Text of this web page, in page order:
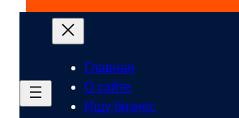
Главная
О сайте
Ищу бизнес